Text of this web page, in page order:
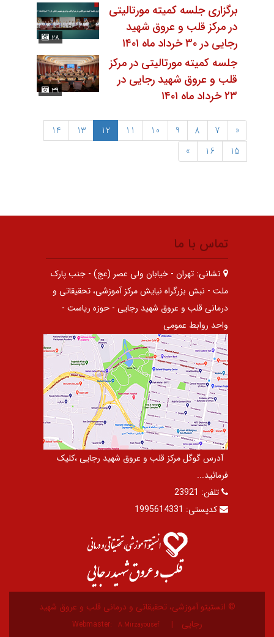
۲۸
برگزاری جلسه کمیته مورتالیتی
در مرکز قلب و عروق شهید
رجایی در ۳۰ خرداد ماه ۱۴۰۱
۳۹
جلسه کمیته مورتالیتی در مرکز
قلب و عروق شهید رجایی در
۲۳ خرداد ماه ۱۴۰۱
«
7
8
9
10
11
12
13
14
15
16
»
تماس با ما
نشانی: تهران - خیابان ولی عصر (عج) - جنب پارک
ملت - نبش بزرگراه نیایش مرکز آموزشی، تحقیقاتی و
درمانی قلب و عروق شهید رجایی - حوزه ریاست -
واحد روابط عمومی
آدرس گوگل مرکز قلب و عروق شهید رجایی ،کلیک
فرمائید...
تلفن: 23921
کدپستی: 1995614331
© انستیتو آموزشی، تحقیقاتی و درمانی قلب و عروق شهید
رجایی
Webmaster: A.Mirzayousef